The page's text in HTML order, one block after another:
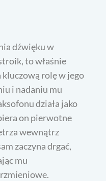
dźwięku w
to właśnie
rolę w jego
i nadaniu mu
działa jako
on pierwotne
wewnątrz
zaczyna drgać,
mu